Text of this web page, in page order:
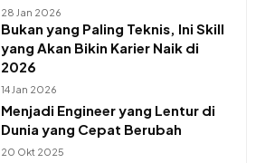
28 Jan 2026
Bukan yang Paling Teknis, Ini Skill
yang Akan Bikin Karier Naik di
2026
14 Jan 2026
Menjadi Engineer yang Lentur di
Dunia yang Cepat Berubah
20 Okt 2025